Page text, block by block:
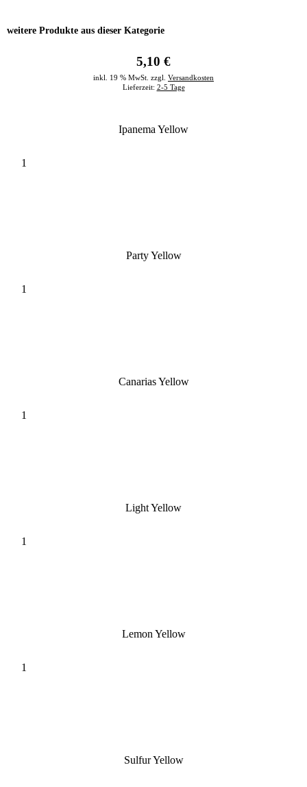
weitere Produkte aus dieser Kategorie
5,10 €
inkl. 19 % MwSt. zzgl. Versandkosten
Lieferzeit: 2-5 Tage
Ipanema Yellow
Party Yellow
Canarias Yellow
Light Yellow
Lemon Yellow
Sulfur Yellow